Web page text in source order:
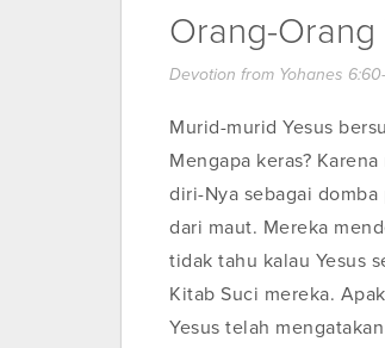
Orang-Orang
Devotion from Yohanes
Murid-murid Yesus
Mengapa keras?
diri-Nya sebagai
dari maut. Mereka
tidak tahu kalau Yesus
Kitab Suci mereka.
Yesus telah